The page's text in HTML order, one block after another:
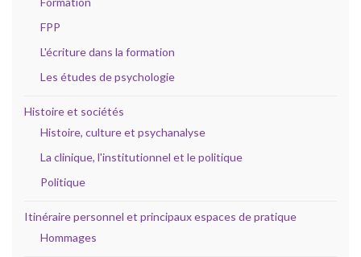
FPP
L'écriture dans la formation
Les études de psychologie
Histoire et sociétés
Histoire, culture et psychanalyse
La clinique, l'institutionnel et le politique
Politique
Itinéraire personnel et principaux espaces de pratique
Hommages